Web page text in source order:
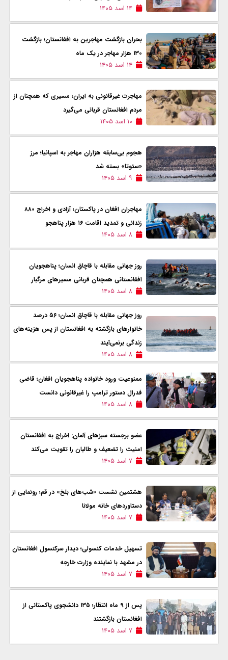
۱۴ اسد ۱۴۰۵
بحران بازگشت مهاجرین به افغانستان؛ بازگشت
۱۳۰ هزار مهاجر در یک ماه
۱۴ اسد ۱۴۰۵
مهاجرت غیرقانونی به ایران؛ مسیری که همچنان از
مردم افغانستان قربانی می‌گیرد
۱۰ اسد ۱۴۰۵
هجوم بی‌سابقه هزاران مهاجر به اسپانیا؛ مرز
«سئوتا» بسته شد
۹ اسد ۱۴۰۵
مهاجران افغان در پاکستان؛ آزادی و اخراج ۸۸۰
زندانی و تمدید اقامت ۱۶ هزار پناهجو
۸ اسد ۱۴۰۵
روز جهانی مقابله با قاچاق انسان؛ پناهجویان
افغانستانی همچنان قربانی مسیرهای مرگبار
۸ اسد ۱۴۰۵
روز جهانی مقابله با قاچاق انسان؛ ۵۶ درصد
خانوارهای بازگشته به افغانستان از پس هزینه‌های
زندگی برنمی‌آیند
۸ اسد ۱۴۰۵
ممنوعیت ورود خانواده پناهجویان افغان؛ قاضی
فدرال دستور ترامپ را غیرقانونی دانست
۸ اسد ۱۴۰۵
عضو برجسته سبزهای آلمان: اخراج به افغانستان
امنیت را تضعیف و طالبان را تقویت می‌کند
۷ اسد ۱۴۰۵
هشتمین نشست «شب‌های بلخ» در قم؛ رونمایی از
دستاوردهای خانه مولانا
۷ اسد ۱۴۰۵
تسهیل خدمات کنسولی؛ دیدار سرکنسول افغانستان
در مشهد با نماینده وزارت خارجه
۷ اسد ۱۴۰۵
پس از ۹ ماه انتظار؛ ۱۳۵ دانشجوی پاکستانی از
افغانستان بازگشتند
۷ اسد ۱۴۰۵